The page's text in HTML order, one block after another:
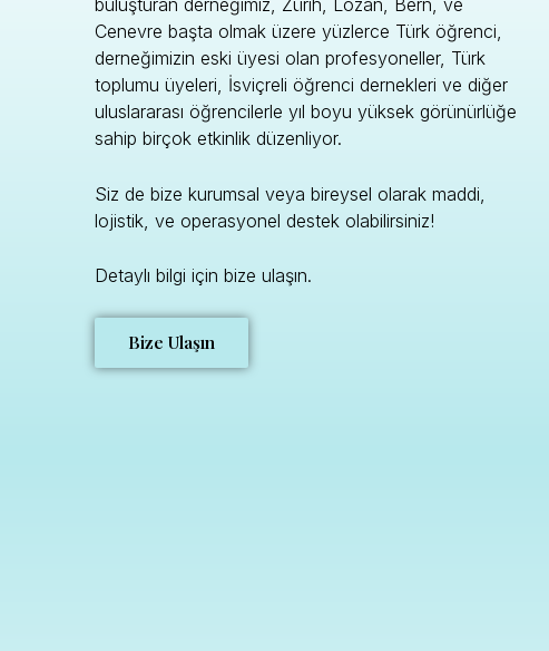
buluşturan derneğimiz, Zürih, Lozan, Bern, ve
Cenevre başta olmak üzere yüzlerce Türk öğrenci,
derneğimizin eski üyesi olan profesyoneller, Türk
toplumu üyeleri, İsviçreli öğrenci dernekleri ve diğer
uluslararası öğrencilerle yıl boyu yüksek görünürlüğe
sahip birçok etkinlik düzenliyor.
Siz de bize kurumsal veya bireysel olarak maddi,
lojistik, ve operasyonel destek olabilirsiniz!
Detaylı bilgi için bize ulaşın.
Bize Ulaşın